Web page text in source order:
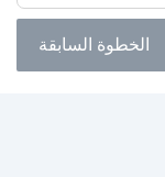
الخطوة السابقة